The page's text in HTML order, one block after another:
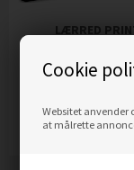
Cookie
Websitet anvender
at målrette
LÆRRED
Mere info